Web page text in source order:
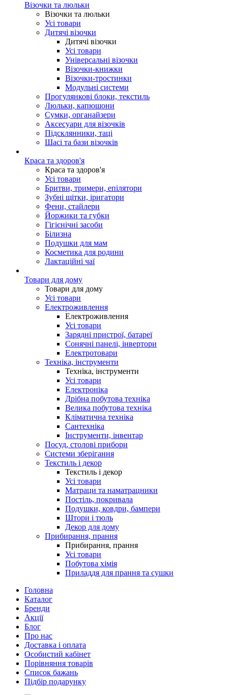
Візочки та люльки
Візочки та люльки
Усі товари
Дитячі візочки
Дитячі візочки
Усі товари
Універсальні візочки
Візочки-книжки
Візочки-тростинки
Модульні системи
Прогулянкові блоки, текстиль
Люльки, капюшони
Сумки, органайзери
Аксесуари для візочків
Підсклянники, таці
Шасі та бази візочків
Краса та здоров'я
Краса та здоров'я
Усі товари
Бритви, тримери, епілятори
Зубні щітки, іригатори
Фени, стайлери
Йоржики та губки
Гігієнічні засоби
Білизна
Подушки для мам
Косметика для родини
Лактаційні чаї
Товари для дому
Товари для дому
Усі товари
Електроживлення
Електроживлення
Усі товари
Зарядні пристрої, батареї
Сонячні панелі, інвертори
Електротовари
Техніка, інструменти
Техніка, інструменти
Усі товари
Електроніка
Дрібна побутова техніка
Велика побутова техніка
Кліматична техніка
Сантехніка
Інструменти, інвентар
Посуд, столові прибори
Системи зберігання
Текстиль і декор
Текстиль і декор
Усі товари
Матраци та наматрацники
Постіль, покривала
Подушки, ковдри, бампери
Штори і тюль
Декор для дому
Прибирання, прання
Прибирання, прання
Усі товари
Побутова хімія
Приладдя для прання та сушки
Головна
Каталог
Бренди
Акції
Блог
Про нас
Доставка і оплата
Особистий кабінет
Порівняння товарів
Список бажань
Підбір подарунку